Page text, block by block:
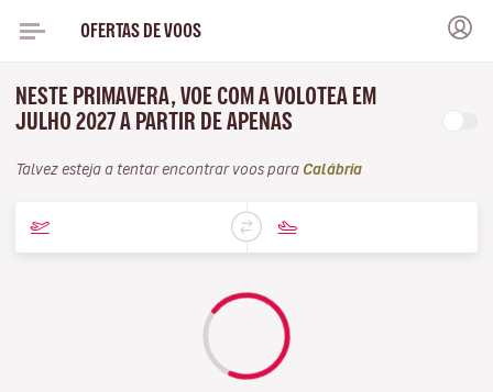
OFERTAS DE VOOS
NESTE PRIMAVERA, VOE COM A VOLOTEA EM
JULHO 2027 A PARTIR DE APENAS
Talvez esteja a tentar encontrar voos para Calábria